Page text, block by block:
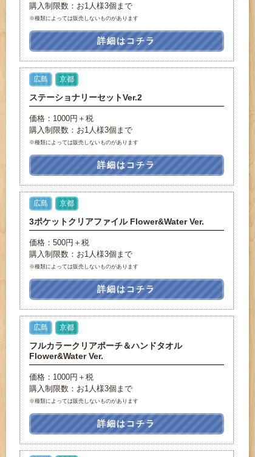
購入制限数：お1人様3個まで
※種類によっては販売しないものがあります
詳細はコチラ
広島 京都
ステーショナリーセットVer.2
価格：1000円＋税
購入制限数：お1人様3個まで
※種類によっては販売しないものがあります
詳細はコチラ
広島 京都
3ポケットクリアファイル Flower&Water Ver.
価格：500円＋税
購入制限数：お1人様3個まで
※種類によっては販売しないものがあります
詳細はコチラ
広島 京都
フルカラークリアポーチ＆ハンドタオル
Flower&Water Ver.
価格：1000円＋税
購入制限数：お1人様3個まで
※種類によっては販売しないものがあります
詳細はコチラ